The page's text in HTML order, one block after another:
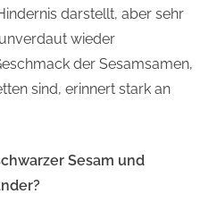
darstellt, aber sehr
wieder
der Sesamsamen,
sind, erinnert stark an
Sesam und